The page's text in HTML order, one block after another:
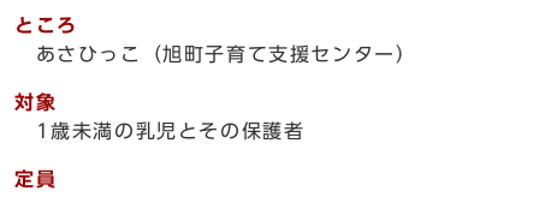
ところ
あさひっこ（旭町子育て支援センター）
対象
1歳未満の乳児とその保護者
定員